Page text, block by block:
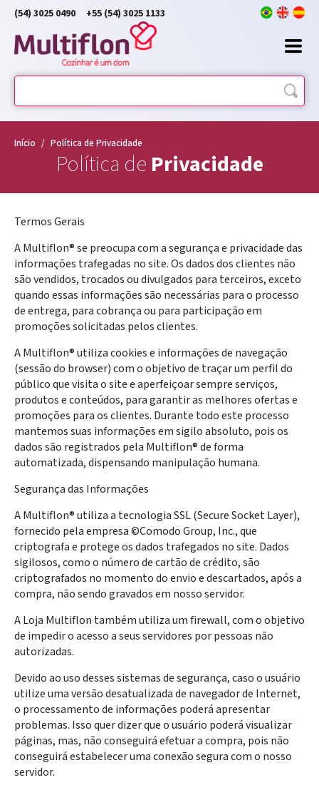
(54) 3025 0490 +55 (54) 3025 1133
Início / Política de Privacidade
Política de Privacidade
Termos Gerais
A Multiflon® se preocupa com a segurança e privacidade das
informações trafegadas no site. Os dados dos clientes não
são vendidos, trocados ou divulgados para terceiros, exceto
quando essas informações são necessárias para o processo
de entrega, para cobrança ou para participação em
promoções solicitadas pelos clientes.
A Multiflon® utiliza cookies e informações de navegação
(sessão do browser) com o objetivo de traçar um perfil do
público que visita o site e aperfeiçoar sempre serviços,
produtos e conteúdos, para garantir as melhores ofertas e
promoções para os clientes. Durante todo este processo
mantemos suas informações em sigilo absoluto, pois os
dados são registrados pela Multiflon® de forma
automatizada, dispensando manipulação humana.
Segurança das Informações
A Multiflon® utiliza a tecnologia SSL (Secure Socket Layer),
fornecido pela empresa ©Comodo Group, Inc., que
criptografa e protege os dados trafegados no site. Dados
sigilosos, como o número de cartão de crédito, são
criptografados no momento do envio e descartados, após a
compra, não sendo gravados em nosso servidor.
A Loja Multiflon também utiliza um firewall, com o objetivo
de impedir o acesso a seus servidores por pessoas não
autorizadas.
Devido ao uso desses sistemas de segurança, caso o usuário
utilize uma versão desatualizada de navegador de Internet,
o processamento de informações poderá apresentar
problemas. Isso quer dizer que o usuário poderá visualizar
páginas, mas, não conseguirá efetuar a compra, pois não
conseguirá estabelecer uma conexão segura com o nosso
servidor.